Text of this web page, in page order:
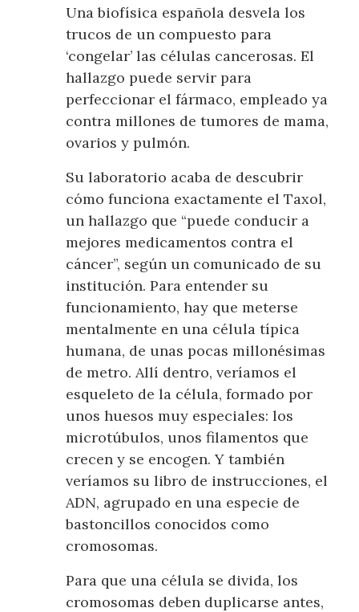
Una biofísica española desvela los
trucos de un compuesto para
‘congelar’ las células cancerosas. El
hallazgo puede servir para
perfeccionar el fármaco, empleado ya
contra millones de tumores de mama,
ovarios y pulmón.
Su laboratorio acaba de descubrir
cómo funciona exactamente el Taxol,
un hallazgo que “puede conducir a
mejores medicamentos contra el
cáncer”, según un comunicado de su
institución. Para entender su
funcionamiento, hay que meterse
mentalmente en una célula típica
humana, de unas pocas millonésimas
de metro. Allí dentro, veríamos el
esqueleto de la célula, formado por
unos huesos muy especiales: los
microtúbulos, unos filamentos que
crecen y se encogen. Y también
veríamos su libro de instrucciones, el
ADN, agrupado en una especie de
bastoncillos conocidos como
cromosomas.
Para que una célula se divida, los
cromosomas deben duplicarse antes,